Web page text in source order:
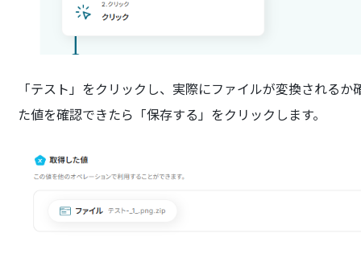
「テスト」をクリックし、実際にファイルが変換される
た値を確認できたら「保存する」をクリックします。